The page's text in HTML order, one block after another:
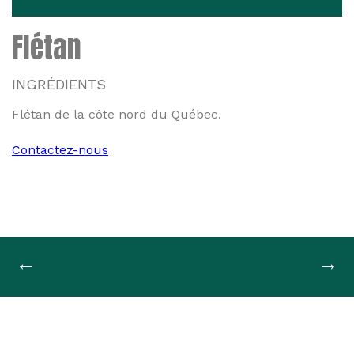
Flétan
INGRÉDIENTS
Flétan de la côte nord du Québec.
Contactez-nous
Navigation
→
←